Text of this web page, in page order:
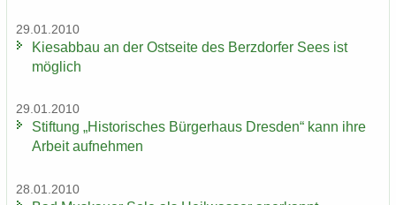
29.01.2010
Kies­ab­bau an der Ost­sei­te des Berz­dor­fer Sees ist
mög­lich
29.01.2010
Stif­tung „His­to­ri­sches Bür­ger­haus Dres­den“ kann ihre
Ar­beit auf­neh­men
28.01.2010